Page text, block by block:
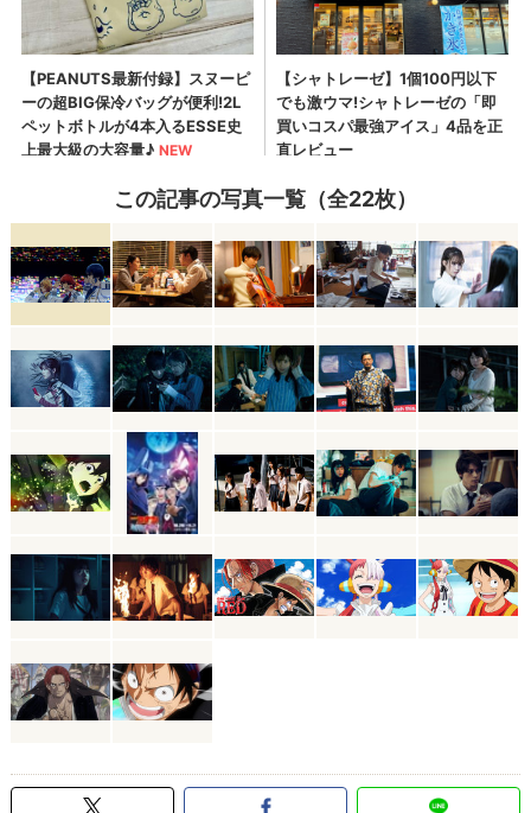
この記事の写真一覧（全22枚）